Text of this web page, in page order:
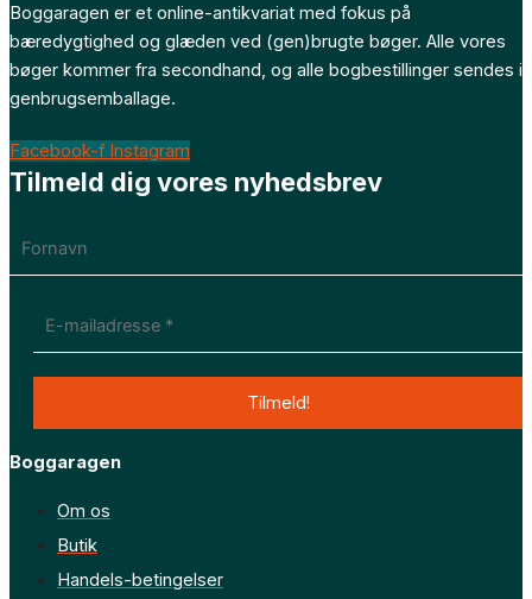
Boggaragen er et online-antikvariat med fokus på
bæredygtighed og glæden ved (gen)brugte bøger. Alle vores
bøger kommer fra secondhand, og alle bogbestillinger sendes i
genbrugsemballage.
Facebook-f Instagram
Tilmeld dig vores nyhedsbrev
Boggaragen
Om os
Butik
Handels-betingelser